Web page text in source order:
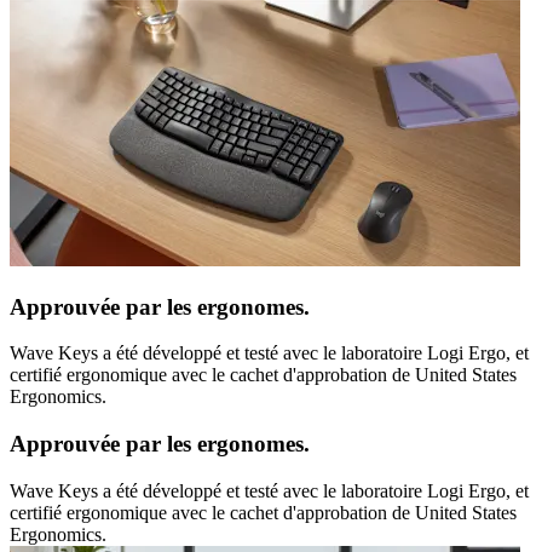
Approuvée par les ergonomes.
Wave Keys a été développé et testé avec le laboratoire Logi Ergo, et
certifié ergonomique avec le cachet d'approbation de United States
Ergonomics.
Approuvée par les ergonomes.
Wave Keys a été développé et testé avec le laboratoire Logi Ergo, et
certifié ergonomique avec le cachet d'approbation de United States
Ergonomics.